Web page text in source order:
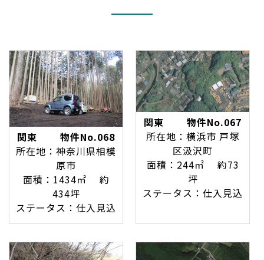
関東 物件No.068
所在地：神奈川県相模
原市
面積：1434㎡ 約
434坪
ステータス：仕入見込
関東 物件No.067
所在地：横浜市 戸塚
区汲沢町
面積：244㎡ 約73
坪
ステータス：仕入見込